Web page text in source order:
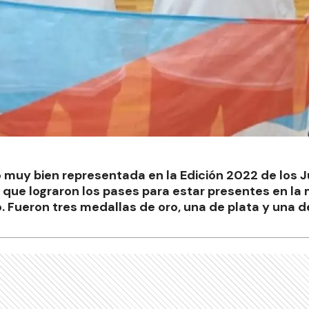
bien representada en la Edición 2022 de los
lograron los pases para estar presentes en
Fueron tres medallas de oro, una de plata y una